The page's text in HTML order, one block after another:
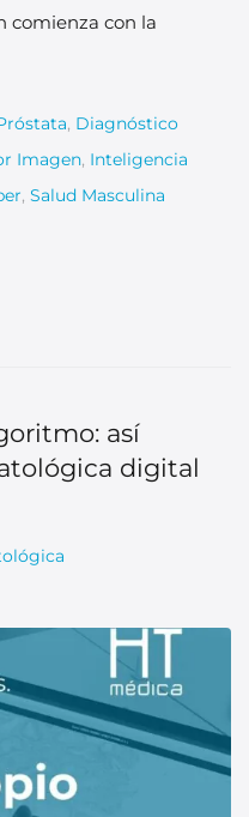
comienza con la
, Diagnóstico
Imagen, Inteligencia
, Salud Masculina
así
digital